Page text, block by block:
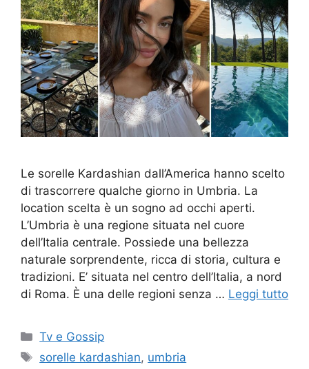
Le sorelle Kardashian dall’America hanno scelto
di trascorrere qualche giorno in Umbria. La
location scelta è un sogno ad occhi aperti.
L’Umbria è una regione situata nel cuore
dell’Italia centrale. Possiede una bellezza
naturale sorprendente, ricca di storia, cultura e
tradizioni. E’ situata nel centro dell’Italia, a nord
di Roma. È una delle regioni senza … Leggi tutto
Categorie
Tv e Gossip
Tag
sorelle kardashian, umbria